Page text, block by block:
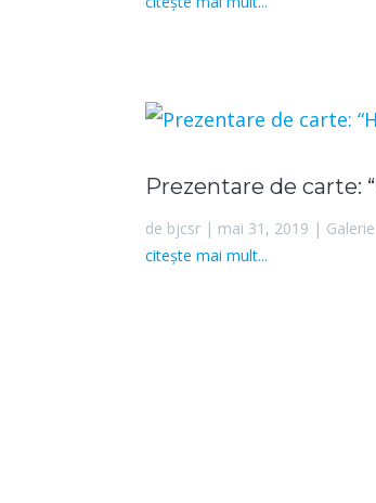
Prezentare de carte:
de bjcsr | mai 31, 2019 |
citește mai mult...